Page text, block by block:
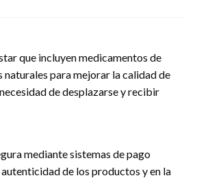
que incluyen medicamentos de
para mejorar la calidad de
de desplazarse y recibir
mediante sistemas de pago
de los productos y en la